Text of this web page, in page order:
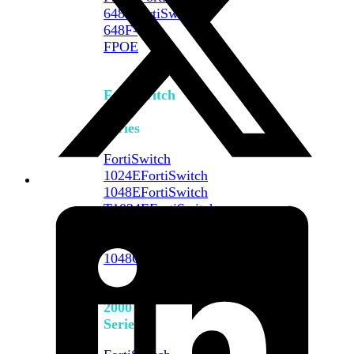
648F
FortiSwitch
648F-
FPOE
FortiSwitch
Series
FortiSwitch
1024EFortiSwitch
1048EFortiSwitch
T1024EFortiSwitch
1048G
FortiSwitch
2000
Series